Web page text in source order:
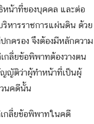
น้าที่ของบุคคล และต่อ
ริหารราชการแผ่นดิน ด้วย
ครอง จึงต้องมีหลักความ
กลี่ยข้อพิพาทต้องวางตน
ญัติว่าผู้ทำหน้าที่เป็นผู้
นคดีนั้น
กลี่ยข้อพิพาทในคดี